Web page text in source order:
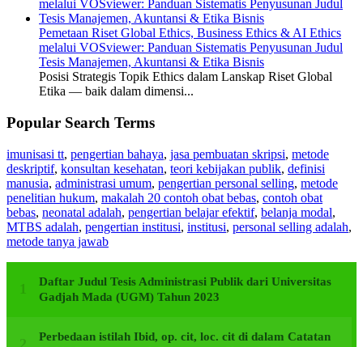
Pemetaan Riset Global Ethics, Business Ethics & AI Ethics
melalui VOSviewer: Panduan Sistematis Penyusunan Judul
Tesis Manajemen, Akuntansi & Etika Bisnis
Posisi Strategis Topik Ethics dalam Lanskap Riset Global
Etika — baik dalam dimensi...
Popular Search Terms
imunisasi tt, pengertian bahaya, jasa pembuatan skripsi, metode
deskriptif, konsultan kesehatan, teori kebijakan publik, definisi
manusia, administrasi umum, pengertian personal selling, metode
penelitian hukum, makalah 20 contoh obat bebas, contoh obat
bebas, neonatal adalah, pengertian belajar efektif, belanja modal,
MTBS adalah, pengertian institusi, institusi, personal selling adalah,
metode tanya jawab
Daftar Judul Tesis Administrasi Publik dari Universitas
Gadjah Mada (UGM) Tahun 2023
Perbedaan istilah Ibid, op. cit, loc. cit di dalam Catatan